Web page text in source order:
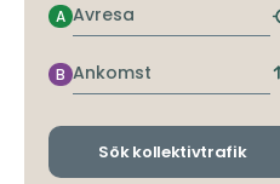
Avresa
A
Ankomst
B
Sök kollektivtrafik